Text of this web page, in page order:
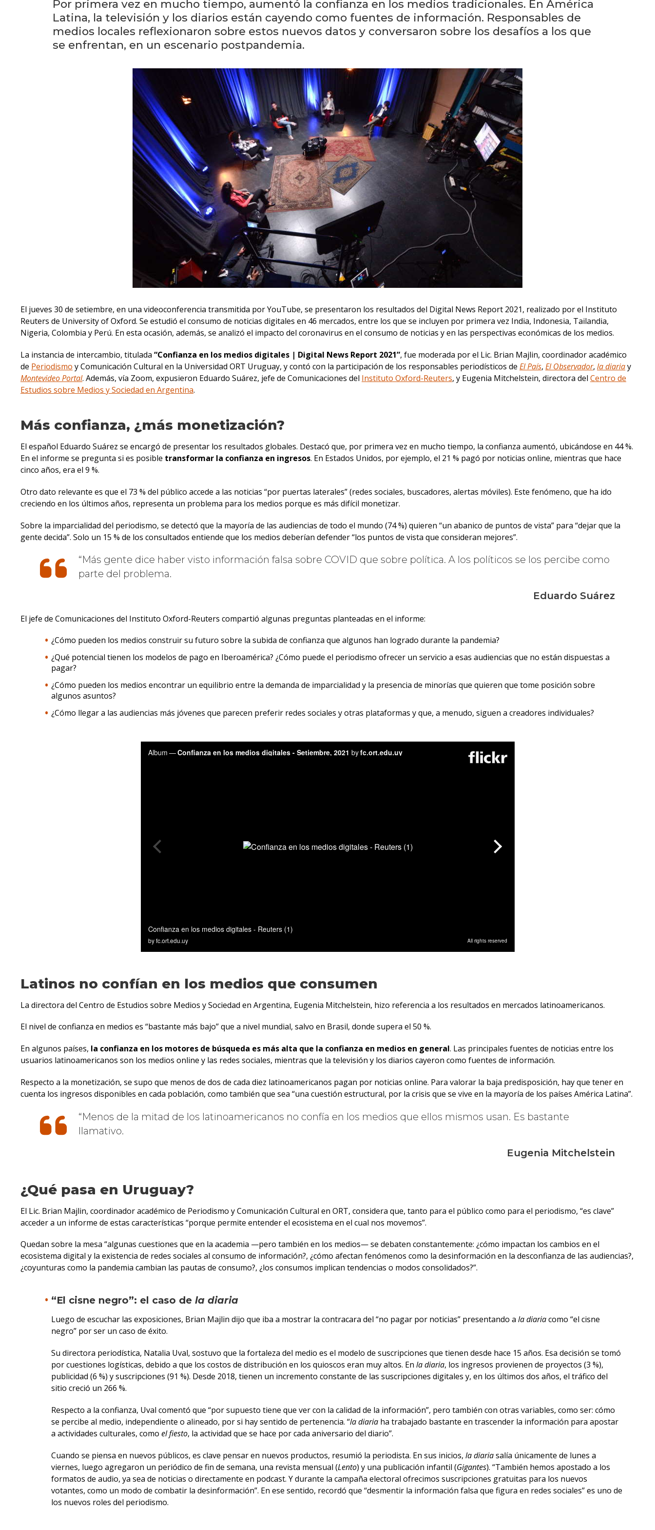
Próximos
eventos
Por primera vez en mucho tiempo, aumentó la confianza en los medios tradicionales. En América
Latina, la televisión y los diarios están cayendo como fuentes de información. Responsables de
medios locales reflexionaron sobre estos nuevos datos y conversaron sobre los desafíos a los que
se enfrentan, en un escenario postpandemia.
El jueves 30 de setiembre, en una videoconferencia transmitida por YouTube, se presentaron los resultados del Digital News Report 2021, realizado por el Instituto
Reuters de University of Oxford. Se estudió el consumo de noticias digitales en 46 mercados, entre los que se incluyen por primera vez India, Indonesia, Tailandia,
Nigeria, Colombia y Perú. En esta ocasión, además, se analizó el impacto del coronavirus en el consumo de noticias y en las perspectivas económicas de los medios.
La instancia de intercambio, titulada “Confianza en los medios digitales | Digital News Report 2021”, fue moderada por el Lic. Brian Majlin, coordinador académico
de Periodismo y Comunicación Cultural en la Universidad ORT Uruguay, y contó con la participación de los responsables periodísticos de El País, El Observador, la diariay
Montevideo Portal. Además, vía Zoom, expusieron Eduardo Suárez, jefe de Comunicaciones del Instituto Oxford-Reuters, y Eugenia Mitchelstein, directora del Centro de
Estudios sobre Medios y Sociedad en Argentina.
Más confianza, ¿más monetización?
El español Eduardo Suárez se encargó de presentar los resultados globales. Destacó que, por primera vez en mucho tiempo, la confianza aumentó, ubicándose en 44 %.
En el informe se pregunta si es posible transformar la confianza en ingresos. En Estados Unidos, por ejemplo, el 21 % pagó por noticias online, mientras que hace
cinco años, era el 9 %.
Otro dato relevante es que el 73 % del público accede a las noticias “por puertas laterales” (redes sociales, buscadores, alertas móviles). Este fenómeno, que ha ido
creciendo en los últimos años, representa un problema para los medios porque es más difícil monetizar.
Sobre la imparcialidad del periodismo, se detectó que la mayoría de las audiencias de todo el mundo (74 %) quieren “un abanico de puntos de vista” para “dejar que la
gente decida”. Solo un 15 % de los consultados entiende que los medios deberían defender “los puntos de vista que consideran mejores”.
Más gente dice haber visto información falsa sobre COVID que sobre política. A los políticos se los percibe como
parte del problema.
Eduardo Suárez
El jefe de Comunicaciones del Instituto Oxford-Reuters compartió algunas preguntas planteadas en el informe:
¿Cómo pueden los medios construir su futuro sobre la subida de confianza que algunos han logrado durante la pandemia?
¿Qué potencial tienen los modelos de pago en Iberoamérica? ¿Cómo puede el periodismo ofrecer un servicio a esas audiencias que no están dispuestas a
pagar?
¿Cómo pueden los medios encontrar un equilibrio entre la demanda de imparcialidad y la presencia de minorías que quieren que tome posición sobre
algunos asuntos?
¿Cómo llegar a las audiencias más jóvenes que parecen preferir redes sociales y otras plataformas y que, a menudo, siguen a creadores individuales?
Latinos no confían en los medios que consumen
La directora del Centro de Estudios sobre Medios y Sociedad en Argentina, Eugenia Mitchelstein, hizo referencia a los resultados en mercados latinoamericanos.
El nivel de confianza en medios es “bastante más bajo” que a nivel mundial, salvo en Brasil, donde supera el 50 %.
En algunos países, la confianza en los motores de búsqueda es más alta que la confianza en medios en general. Las principales fuentes de noticias entre los
usuarios latinoamericanos son los medios online y las redes sociales, mientras que la televisión y los diarios cayeron como fuentes de información.
Respecto a la monetización, se supo que menos de dos de cada diez latinoamericanos pagan por noticias online. Para valorar la baja predisposición, hay que tener en
cuenta los ingresos disponibles en cada población, como también que sea “una cuestión estructural, por la crisis que se vive en la mayoría de los países América Latina”.
Menos de la mitad de los latinoamericanos no confía en los medios que ellos mismos usan. Es bastante
llamativo.
Eugenia Mitchelstein
¿Qué pasa en Uruguay?
El Lic. Brian Majlin, coordinador académico de Periodismo y Comunicación Cultural en ORT, considera que, tanto para el público como para el periodismo, “es clave”
acceder a un informe de estas características “porque permite entender el ecosistema en el cual nos movemos”.
Quedan sobre la mesa “algunas cuestiones que en la academia —pero también en los medios— se debaten constantemente: ¿cómo impactan los cambios en el
ecosistema digital y la existencia de redes sociales al consumo de información?, ¿cómo afectan fenómenos como la desinformación en la desconfianza de las audiencias?,
¿coyunturas como la pandemia cambian las pautas de consumo?, ¿los consumos implican tendencias o modos consolidados?”.
“El cisne negro”: el caso de la diaria
Luego de escuchar las exposiciones, Brian Majlin dijo que iba a mostrar la contracara del “no pagar por noticias” presentando a la diariacomo “el cisne
negro” por ser un caso de éxito.
Su directora periodística, Natalia Uval, sostuvo que la fortaleza del medio es el modelo de suscripciones que tienen desde hace 15 años. Esa decisión se tomó
por cuestiones logísticas, debido a que los costos de distribución en los quioscos eran muy altos. En la diaria, los ingresos provienen de proyectos (3 %),
publicidad (6 %) y suscripciones (91 %). Desde 2018, tienen un incremento constante de las suscripciones digitales y, en los últimos dos años, el tráfico del
sitio creció un 266 %.
Respecto a la confianza, Uval comentó que “por supuesto tiene que ver con la calidad de la información”, pero también con otras variables, como ser: cómo
se percibe al medio, independiente o alineado, por si hay sentido de pertenencia. “la diaria ha trabajado bastante en trascender la información para apostar
a actividades culturales, como el fiesto, la actividad que se hace por cada aniversario del diario”.
Cuando se piensa en nuevos públicos, es clave pensar en nuevos productos, resumió la periodista. En sus inicios, la diariasalía únicamente de lunes a
viernes, luego agregaron un periódico de fin de semana, una revista mensual (Lento) y una publicación infantil (Gigantes). “También hemos apostado a los
formatos de audio, ya sea de noticias o directamente en podcast. Y durante la campaña electoral ofrecimos suscripciones gratuitas para los nuevos
votantes, como un modo de combatir la desinformación”. En ese sentido, recordó que “desmentir la información falsa que figura en redes sociales” es uno de
los nuevos roles del periodismo.